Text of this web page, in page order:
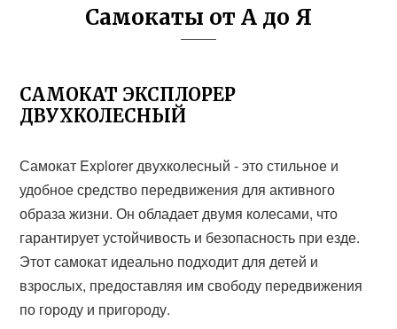
Самокаты от А до Я
САМОКАТ ЭКСПЛОРЕР
ДВУХКОЛЕСНЫЙ
Самокат Explorer двухколесный - это стильное и
удобное средство передвижения для активного
образа жизни. Он обладает двумя колесами, что
гарантирует устойчивость и безопасность при езде.
Этот самокат идеально подходит для детей и
взрослых, предоставляя им свободу передвижения
по городу и пригороду.